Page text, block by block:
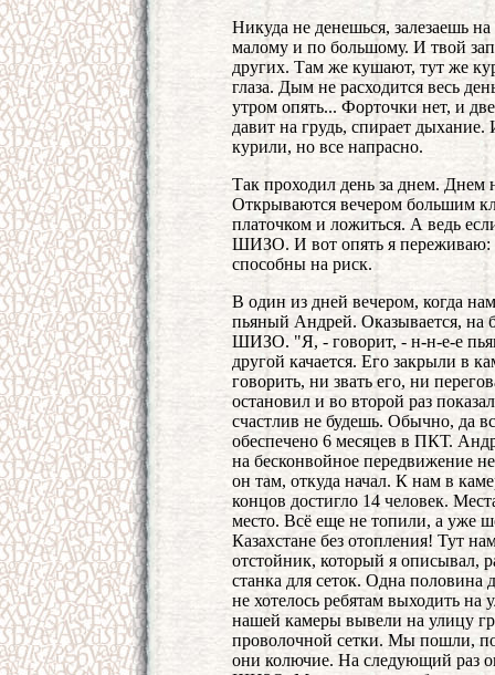
Никуда не денешься, залезаешь
малому и по большому. И твой
других. Там же кушают, тут же
глаза. Дым не расходится весь
утром опять... Форточки нет, и
давит на грудь, спирает
курили, но все напрасно.
Так проходил день за днем. Днем
Открываются вечером большим
платочком и ложиться. А ведь
ШИЗО. И вот опять я переживаю:
способны на риск.
В один из дней вечером, когда
пьяный Андрей. Оказывается, на
ШИЗО. "Я, - говорит, - н-н-е-е
другой качается. Его закрыли в
говорить, ни звать его, ни
остановил и во второй раз
счастлив не будешь. Обычно, да
обеспечено 6 месяцев в ПКТ.
на бесконвойное передвижение
он там, откуда начал. К нам в
концов достигло 14 человек.
место. Всё еще не топили, а уже
Казахстане без отопления! Тут
отстойник, который я описывал,
станка для сеток. Одна
не хотелось ребятам выходить на
нашей камеры вывели на улицу
проволочной сетки. Мы пошли,
они колючие. На следующий раз